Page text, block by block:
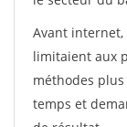
Avant
limitaient aux
méthodes
temps et